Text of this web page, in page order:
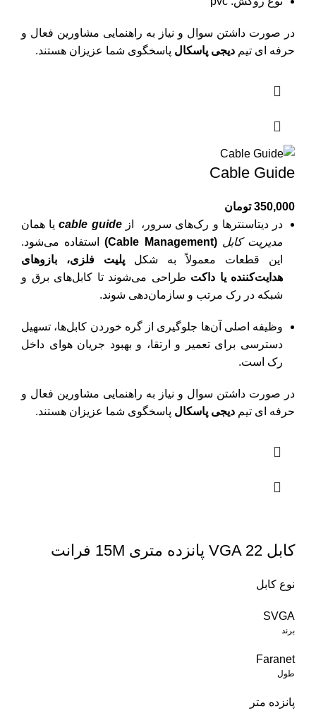
در صورت داشتن سوال و نیاز به راهنمایی مشاورین فعال و
حرفه ای تیم دیجی پاسکال پاسخگوی شما عزیزان هستند.
Cable Guide
350,000 تومان
در دیتاسنترها و رک‌های سرور، از cable guideیا همان
مدیریت کابل (Cable Management)
استفاده می‌شود.
این قطعات معمولاً به شکل پلیت فلزی، بازوهای
هدایت‌کننده یا داکت طراحی می‌شوند تا کابل‌های برق و
شبکه در رک مرتب و سازمان‌دهی شوند.
وظیفه اصلی آن‌ها جلوگیری از گره خوردن کابل‌ها، تسهیل
دسترسی برای تعمیر و ارتقا، و بهبود جریان هوای داخل
رک است.
در صورت داشتن سوال و نیاز به راهنمایی مشاورین فعال و
حرفه ای تیم دیجی پاسکال پاسخگوی شما عزیزان هستند.
کابل VGA 22 پانزده متری 15M فرانت
نوع کابل
SVGA
برند
Faranet
طول
پانزده متر